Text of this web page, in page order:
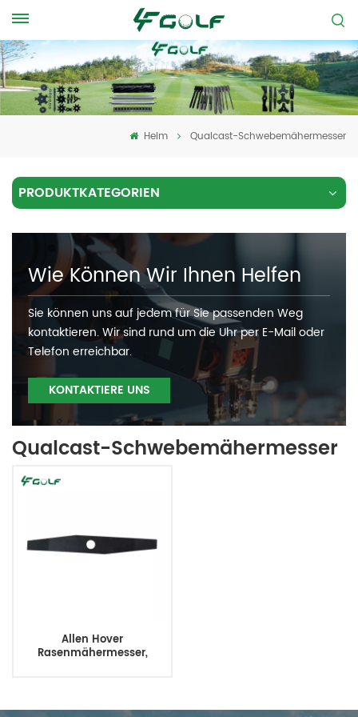
Heim Qualcast-Schwebemähermesser
PRODUKTKATEGORIEN
Wie Können Wir Ihnen Helfen
Sie können uns auf jedem für Sie passenden Weg
kontaktieren. Wir sind rund um die Uhr per E-Mail oder
Telefon erreichbar.
KONTAKTIERE UNS
Qualcast-Schwebemähermesser
Allen Hover
Rasenmähermesser,